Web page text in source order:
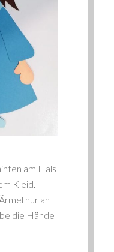
am Hals
Kleid.
nur an
die Hände